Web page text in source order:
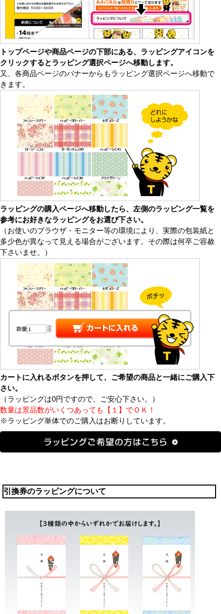
トップページや商品ページの下部にある、ラッピングアイコンを
クリックするとラッピング選択ページへ移動します。
又、各商品ページのバナーからもラッピング選択ページへ移動で
きます。
ラッピングの購入ページへ移動したら、左側のラッピング一覧を
参考にお好きなラッピングをお選び下さい。
（お使いのブラウザ・モニター等の環境により、実際の包装紙と
多少色が異なって見える場合がございます。その際は何卒ご容赦
下さいませ。）
カートに入れるボタンを押して、ご希望の商品と一緒にご購入下
さい。
（ラッピングは0円ですので、ご安心下さい。）
数量は景品数がいくつあっても【１】でＯＫ！
※ラッピング単体でのご購入はお断りしています。
引換券のラッピングについて